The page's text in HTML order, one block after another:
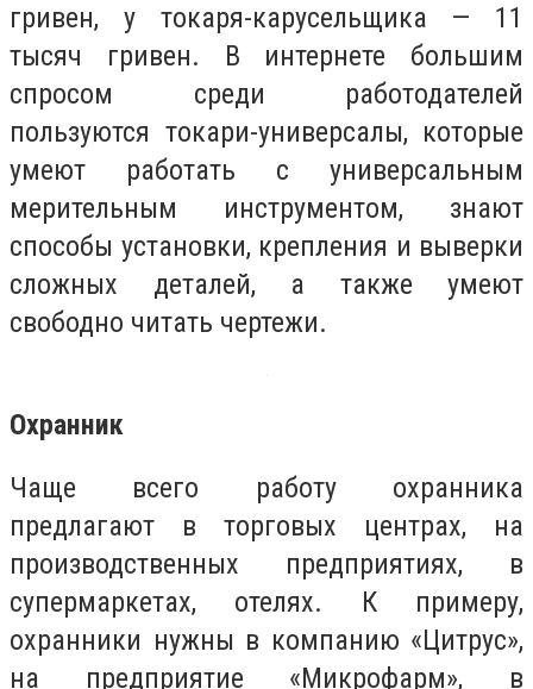
гривен, у токаря-карусельщика — 11
тысяч гривен. В интернете большим
спросом среди работодателей
пользуются токари-универсалы, которые
умеют работать с универсальным
мерительным инструментом, знают
способы установки, крепления и выверки
сложных деталей, а также умеют
свободно читать чертежи.
Охранник
Чаще всего работу охранника
предлагают в торговых центрах, на
производственных предприятиях, в
супермаркетах, отелях. К примеру,
охранники нужны в компанию «Цитрус»,
на предприятие «Микрофарм», в